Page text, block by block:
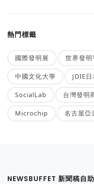
熱門標籤
國際發明展 世界發
中國文化大學 JDIE
SocialLab 台灣發明
Microchip 名古屋亞
NEWSBUFFET 新聞稿自